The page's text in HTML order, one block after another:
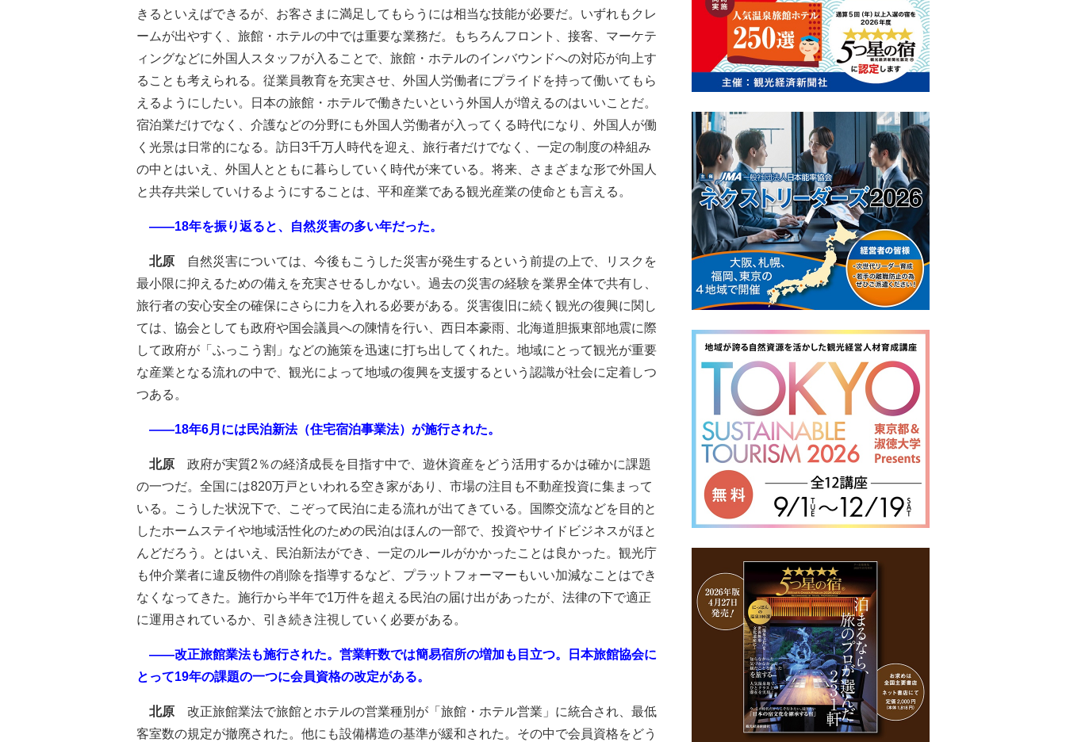
きるといえばできるが、お客さまに満足してもらうには相当な技能が必要だ。いずれもクレ
ームが出やすく、旅館・ホテルの中では重要な業務だ。もちろんフロント、接客、マーケテ
ィングなどに外国人スタッフが入ることで、旅館・ホテルのインバウンドへの対応が向上す
ることも考えられる。従業員教育を充実させ、外国人労働者にプライドを持って働いてもら
えるようにしたい。日本の旅館・ホテルで働きたいという外国人が増えるのはいいことだ。
宿泊業だけでなく、介護などの分野にも外国人労働者が入ってくる時代になり、外国人が働
く光景は日常的になる。訪日3千万人時代を迎え、旅行者だけでなく、一定の制度の枠組み
の中とはいえ、外国人とともに暮らしていく時代が来ている。将来、さまざまな形で外国人
と共存共栄していけるようにすることは、平和産業である観光産業の使命とも言える。
――18年を振り返ると、自然災害の多い年だった。
北原
自然災害については、今後もこうした災害が発生するという前提の上で、リスクを
最小限に抑えるための備えを充実させるしかない。過去の災害の経験を業界全体で共有し、
旅行者の安心安全の確保にさらに力を入れる必要がある。災害復旧に続く観光の復興に関し
ては、協会としても政府や国会議員への陳情を行い、西日本豪雨、北海道胆振東部地震に際
して政府が「ふっこう割」などの施策を迅速に打ち出してくれた。地域にとって観光が重要
な産業となる流れの中で、観光によって地域の復興を支援するという認識が社会に定着しつ
つある。
――18年6月には民泊新法（住宅宿泊事業法）が施行された。
北原 政府が実質2％の経済成長を目指す中で、遊休資産をどう活用するかは確かに課題
の一つだ。全国には820万戸といわれる空き家があり、市場の注目も不動産投資に集まって
いる。こうした状況下で、こぞって民泊に走る流れが出てきている。国際交流などを目的と
したホームステイや地域活性化のための民泊はほんの一部で、投資やサイドビジネスがほと
んどだろう。とはいえ、民泊新法ができ、一定のルールがかかったことは良かった。観光庁
も仲介業者に違反物件の削除を指導するなど、プラットフォーマーもいい加減なことはでき
なくなってきた。施行から半年で1万件を超える民泊の届け出があったが、法律の下で適正
に運用されているか、引き続き注視していく必要がある。
――改正旅館業法も施行された。営業軒数では簡易宿所の増加も目立つ。日本旅館協会に
とって19年の課題の一つに会員資格の改定がある。
北原 改正旅館業法で旅館とホテルの営業種別が「旅館・ホテル営業」に統合され、最低
客室数の規定が撤廃された。他にも設備構造の基準が緩和された。その中で会員資格をどう